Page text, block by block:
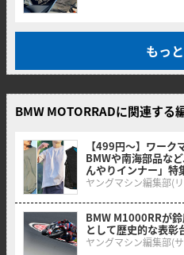
もっ
BMW MOTORRADに関連する
【499円〜】ワーク
BMWや南海部品な
んやりインナー」特
ヤングマシン編集部(
BMW M1000RRが
として歴史的な表彰
ヤングマシン編集部(